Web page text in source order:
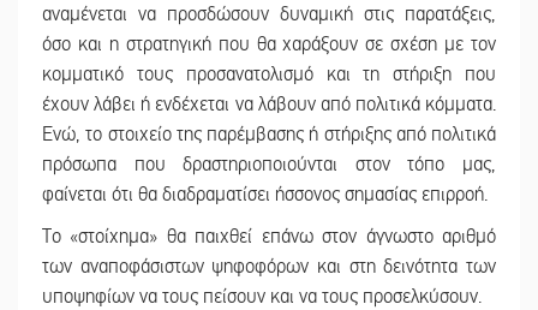
αναμένεται να προσδώσουν δυναμική στις παρατάξεις,
όσο και η στρατηγική που θα χαράξουν σε σχέση με τον
κομματικό τους προσανατολισμό και τη στήριξη που
έχουν λάβει ή ενδέχεται να λάβουν από πολιτικά κόμματα.
Ενώ, το στοιχείο της παρέμβασης ή στήριξης από πολιτικά
πρόσωπα που δραστηριοποιούνται στον τόπο μας,
φαίνεται ότι θα διαδραματίσει ήσσονος σημασίας επιρροή.
Το «στοίχημα» θα παιχθεί επάνω στον άγνωστο αριθμό
των αναποφάσιστων ψηφοφόρων και στη δεινότητα των
υποψηφίων να τους πείσουν και να τους προσελκύσουν.